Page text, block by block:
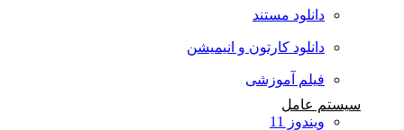
دانلود مستند
دانلود کارتون و انیمیشن
فیلم آموزشی
سیستم عامل
ویندوز 11